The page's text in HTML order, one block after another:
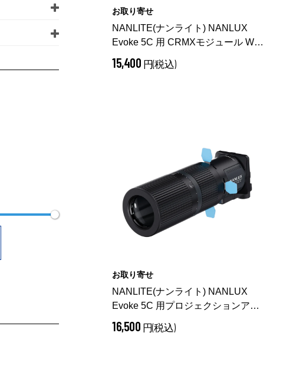
お取り寄せ
NANLITE(ナンライト) NANLUX
Evoke 5C 用 CRMXモジュール WS-
MCR-EV5C
15,400 円(税込)
お取り寄せ
NANLITE(ナンライト) NANLUX
Evoke 5C 用プロジェクションアタ
ッチメント15-35° PJ-EV5C-15-35
16,500 円(税込)